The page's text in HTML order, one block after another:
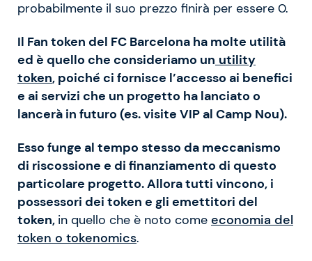
probabilmente il suo prezzo finirà per essere 0.
Il Fan token del FC Barcelona ha molte utilità
ed è quello che consideriamo un utility
token, poiché ci fornisce l’accesso ai benefici
e ai servizi che un progetto ha lanciato o
lancerà in futuro (es. visite VIP al Camp Nou).
Esso funge al tempo stesso da meccanismo
di riscossione e di finanziamento di questo
particolare progetto. Allora tutti vincono, i
possessori dei token e gli emettitori del
token, in quello che è noto come economia del
token o tokenomics.